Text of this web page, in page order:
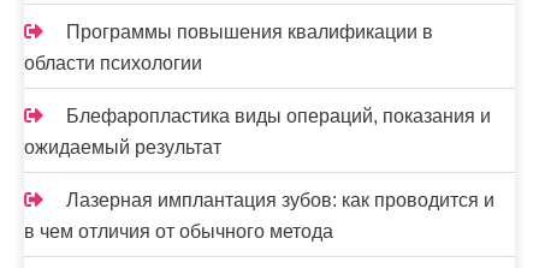
Программы повышения квалификации в
области психологии
Блефаропластика виды операций, показания и
ожидаемый результат
Лазерная имплантация зубов: как проводится и
в чем отличия от обычного метода